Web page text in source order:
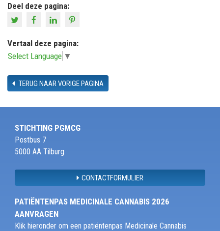
Deel deze pagina:
Vertaal deze pagina:
Select Language ▼
TERUG NAAR VORIGE PAGINA
STICHTING PGMCG
Postbus 7
5000 AA Tilburg
CONTACTFORMULIER
PATIËNTENPAS MEDICINALE CANNABIS 2026
AANVRAGEN
Klik hieronder om een patiëntenpas Medicinale Cannabis